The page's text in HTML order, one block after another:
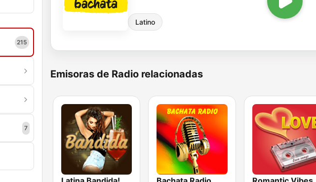
215
7
Latino
Emisoras de Radio relacionadas